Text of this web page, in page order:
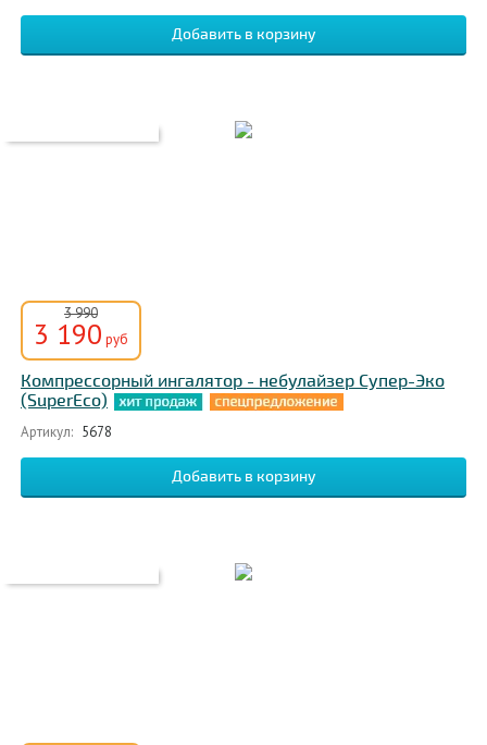
3 990
3 190 руб
Компрессорный ингалятор - небулайзер Супер-Эко
(SuperEco)
Артикул: 5678